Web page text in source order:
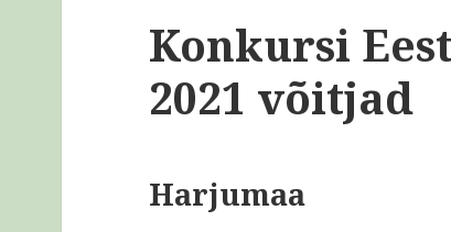
Konkursi
2021 võitjad
Harjumaa